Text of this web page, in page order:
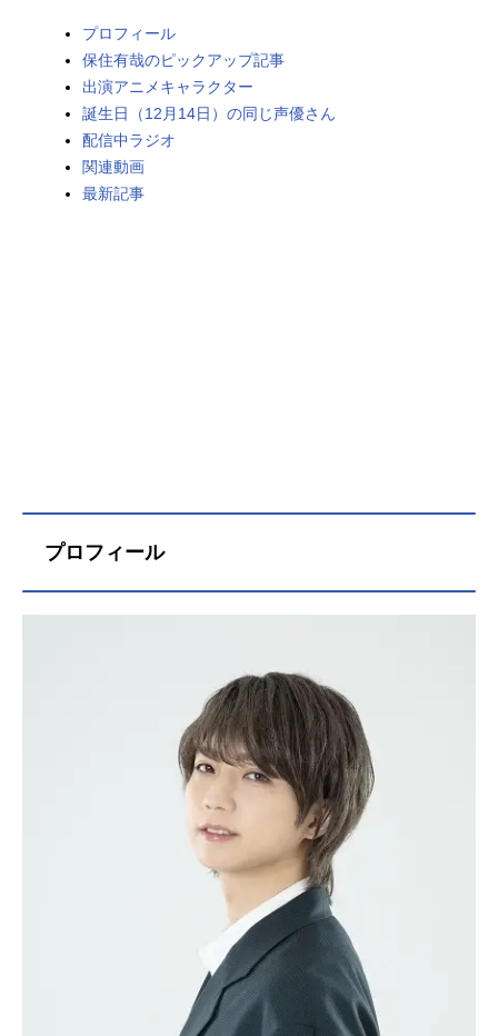
プロフィール
保住有哉のピックアップ記事
出演アニメキャラクター
誕生日（12月14日）の同じ声優さん
配信中ラジオ
関連動画
最新記事
プロフィール